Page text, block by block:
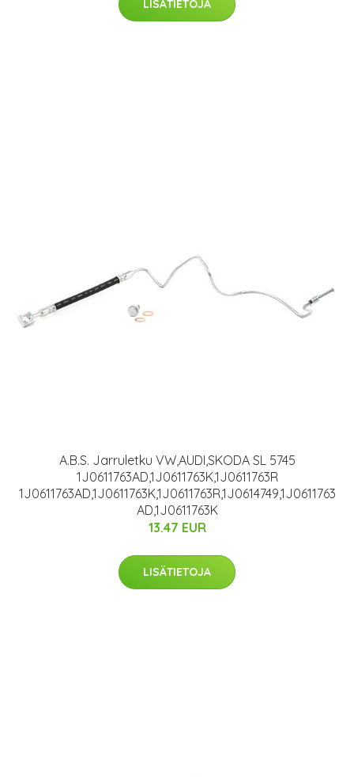
LISÄTIETOJA
A.B.S. Jarruletku VW,AUDI,SKODA SL 5745
1J0611763AD,1J0611763K,1J0611763R
1J0611763AD,1J0611763K,1J0611763R,1J0614749,1J0611763
AD,1J0611763K
13.47 EUR
LISÄTIETOJA